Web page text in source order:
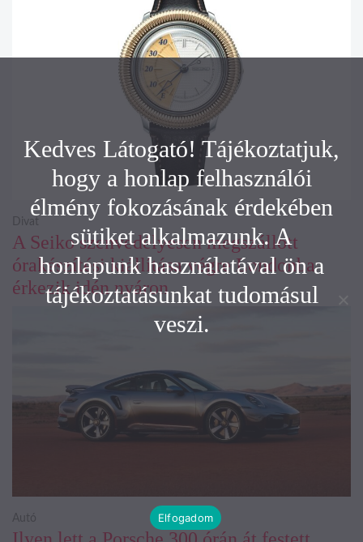
A Seiko szenvedélyesen megszállott
órakészítési kiállítása végre Londonba
érkezik idén nyáron
Divat
Autó
Kedves Látogató! Tájékoztatjuk,
hogy a honlap felhasználói
élmény fokozásának érdekében
sütiket alkalmazunk. A
honlapunk használatával ön a
tájékoztatásunkat tudomásul
veszi.
Elfogadom